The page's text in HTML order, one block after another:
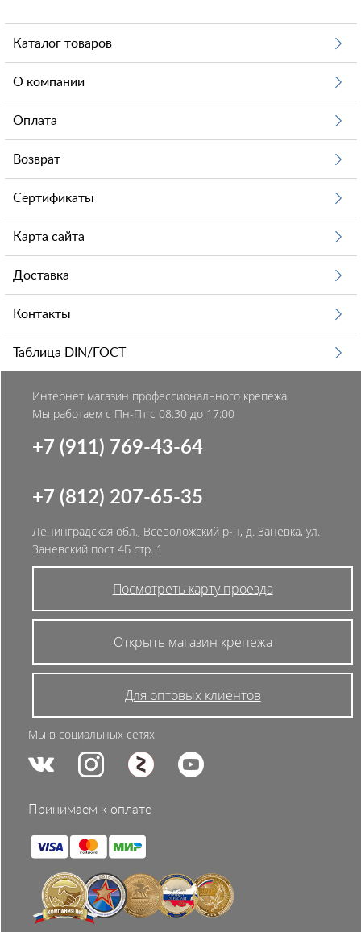
Каталог товаров
О компании
Оплата
Возврат
Сертификаты
Карта сайта
Доставка
Контакты
Таблица DIN/ГОСТ
Интернет магазин профессионального крепежа
Мы работаем с Пн-Пт с 08:30 до 17:00
+7 (911) 769-43-64
+7 (812) 207-65-35
Ленинградская обл., Всеволожский р-н, д. Заневка, ул.
Заневский пост 4Б стр. 1
Посмотреть карту проезда
Открыть магазин крепежа
Для оптовых клиентов
Мы в социальных сетях
Принимаем к оплате